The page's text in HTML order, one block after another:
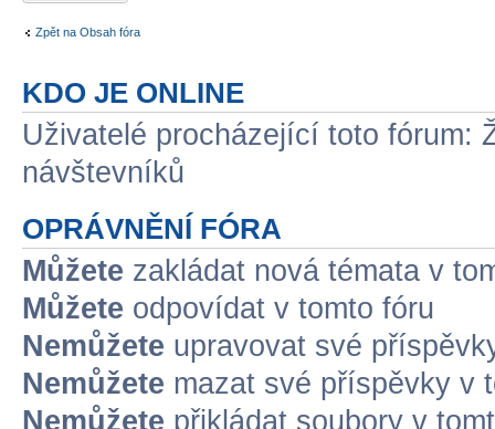
Zpět na Obsah fóra
KDO JE ONLINE
Uživatelé procházející toto fórum:
návštevníků
OPRÁVNĚNÍ FÓRA
Můžete zakládat nová témata v
Můžete odpovídat v tomto fóru
Nemůžete upravovat své
Nemůžete mazat své příspěvky v
Nemůžete přikládat soubory v